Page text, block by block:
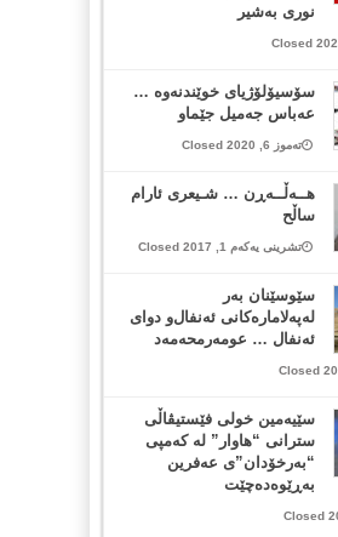
نوری بەشیر
سۆسیۆلۆژیای خوێندنه‌وه‌ …
عه‌باس جه‌میل جێماو
تەموز 6, 2020 Closed
هــه‌ڵــه‌ڕن … شـیعری ئارام
ساڵح
تشرینی یەکەم 1, 2017 Closed
سێوسێنان بەر
لەپەلامارەكانی ئەنفال‌و دوای
ئەنفال … عومەرمحەمەد
سێیەمین خولی فێستیڤاڵی
سترانی “هاوار” لە کەمپی
“بەرخۆدان”ی عەفرین
بەڕێوەدەچێت